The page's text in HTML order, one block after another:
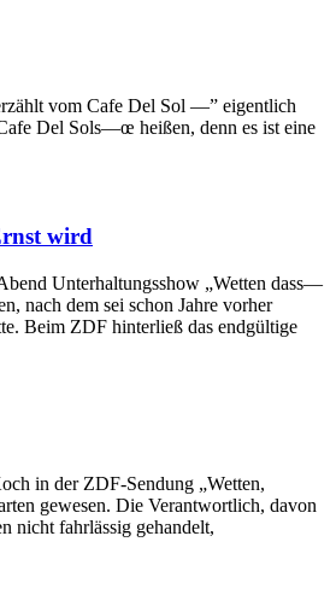
vom Cafe Del Sol —” eigentlich
Del Sols—œ heißen, denn es ist eine
wird
Unterhaltungsshow „Wetten dass—
nach dem sei schon Jahre vorher
Beim ZDF hinterließ das endgültige
in der ZDF-Sendung „Wetten,
gewesen. Die Verantwortlich, davon
nicht fahrlässig gehandelt,